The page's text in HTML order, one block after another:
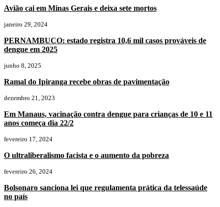
Avião cai em Minas Gerais e deixa sete mortos
janeiro 29, 2024
PERNAMBUCO: estado registra 10,6 mil casos prováveis de
dengue em 2025
junho 8, 2025
Ramal do Ipiranga recebe obras de pavimentação
dezembro 21, 2023
Em Manaus, vacinação contra dengue para crianças de 10 e 11
anos começa dia 22/2
fevereiro 17, 2024
O ultraliberalismo facista e o aumento da pobreza
fevereiro 26, 2024
Bolsonaro sanciona lei que regulamenta prática da telessaúde
no país